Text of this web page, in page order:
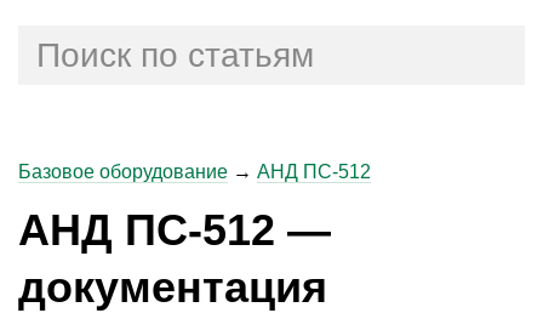
Базовое оборудование → АНД ПС-512
АНД ПС-512 —
документация